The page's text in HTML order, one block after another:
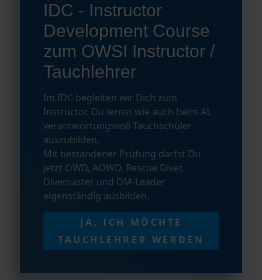
IDC - Instructor
Development Course
zum OWSI Instructor /
Tauchlehrer
Im IDC begleiten wir Dich zum
Instructor. Du lernst wie auch beim AI,
verantwortungsvoll Tauchschüler
auszubilden.
Mit bestandener Prüfung darfst Du
jetzt OWD, AOWD, Rescue Diver,
Divemaster und DM-Leader
eigenständig ausbilden.
JA, ICH MÖCHTE
TAUCHLEHRER WERDEN